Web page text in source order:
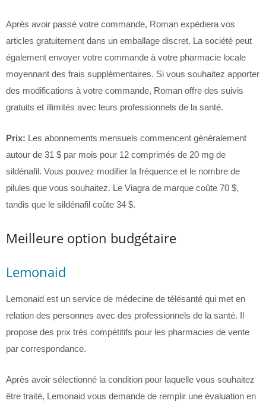
Après avoir passé votre commande, Roman expédiera vos
articles gratuitement dans un emballage discret. La société peut
également envoyer votre commande à votre pharmacie locale
moyennant des frais supplémentaires. Si vous souhaitez apporter
des modifications à votre commande, Roman offre des suivis
gratuits et illimités avec leurs professionnels de la santé.
Prix: Les abonnements mensuels commencent généralement
autour de 31 $ par mois pour 12 comprimés de 20 mg de
sildénafil. Vous pouvez modifier la fréquence et le nombre de
pilules que vous souhaitez. Le Viagra de marque coûte 70 $,
tandis que le sildénafil coûte 34 $.
Meilleure option budgétaire
Lemonaid
Lemonaid est un service de médecine de télésanté qui met en
relation des personnes avec des professionnels de la santé. Il
propose des prix très compétitifs pour les pharmacies de vente
par correspondance.
Après avoir sélectionné la condition pour laquelle vous souhaitez
être traité, Lemonaid vous demande de remplir une évaluation en